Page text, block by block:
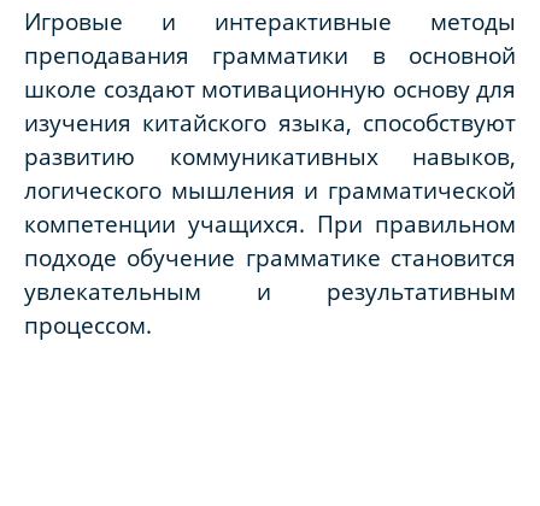
Игровые и интерактивные методы
преподавания грамматики в основной
школе создают мотивационную основу для
изучения китайского языка, способствуют
развитию коммуникативных навыков,
логического мышления и грамматической
компетенции учащихся. При правильном
подходе обучение грамматике становится
увлекательным и результативным
процессом.